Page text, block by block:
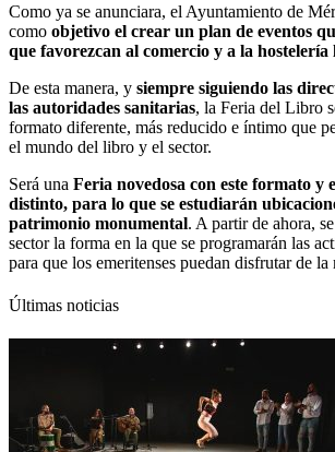
Como ya se anunciara, el Ayuntamiento de
como objetivo el crear un plan de eventos
que favorezcan al comercio y a la hostelería
De esta manera, y siempre siguiendo las
las autoridades sanitarias, la Feria del Libro
formato diferente, más reducido e íntimo que
el mundo del libro y el sector.
Será una Feria novedosa con este formato y
distinto, para lo que se estudiarán
patrimonio monumental. A partir de ahora,
sector la forma en la que se programarán las
para que los emeritenses puedan disfrutar de la
Últimas noticias